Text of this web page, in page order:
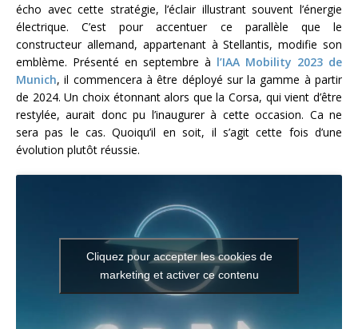
écho avec cette stratégie, l’éclair illustrant souvent l’énergie
électrique. C’est pour accentuer ce parallèle que le
constructeur allemand, appartenant à Stellantis, modifie son
emblème. Présenté en septembre à l’IAA Mobility 2023 de
Munich, il commencera à être déployé sur la gamme à partir
de 2024. Un choix étonnant alors que la Corsa, qui vient d’être
restylée, aurait donc pu l’inaugurer à cette occasion. Ca ne
sera pas le cas. Quoiqu’il en soit, il s’agit cette fois d’une
évolution plutôt réussie.
Cliquez pour accepter les cookies de
marketing et activer ce contenu